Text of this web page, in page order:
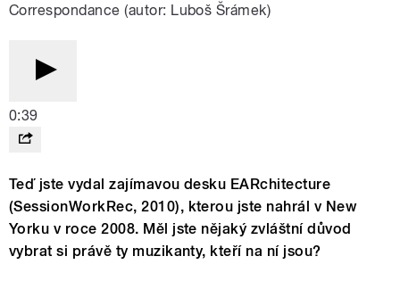
Correspondance (autor: Luboš Šrámek)
0:39
Teď jste vydal zajímavou desku EARchitecture
(SessionWorkRec, 2010), kterou jste nahrál v New
Yorku v roce 2008. Měl jste nějaký zvláštní důvod
vybrat si právě ty muzikanty, kteří na ní jsou?